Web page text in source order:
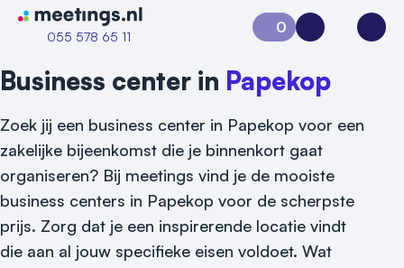
Naar home van Meetings
055 578 65 11
0
Aanvraag 0Inloggen
Business center in Papekop
Zoek jij een business center in Papekop voor een
zakelijke bijeenkomst die je binnenkort gaat
organiseren? Bij meetings vind je de mooiste
business centers in Papekop voor de scherpste
prijs. Zorg dat je een inspirerende locatie vindt
die aan al jouw specifieke eisen voldoet. Wat